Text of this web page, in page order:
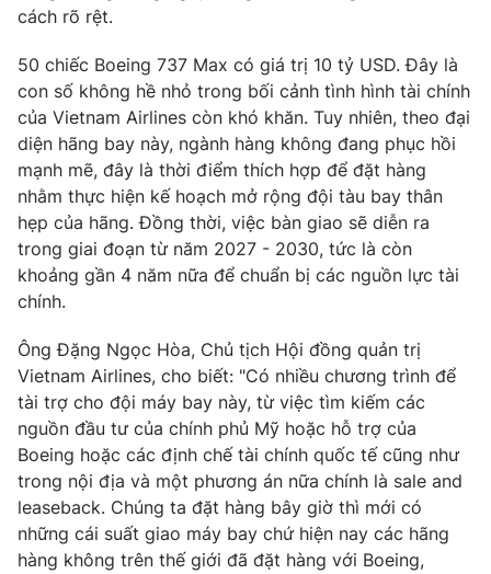
Phim VTV
Hậu trường
Nhân vật
Khán giả
Giải sao mai
Giải trí
Điện ảnh
Âm nhạc
Sao
Đời sống
Du lịch
Làm đẹp
Chất lượng cuộc sống
Giáo dục
Tuyển sinh
Học trực tuyến
Công nghệ
Hitech Công nghệ tương lai
Sản phẩm
Thị trường
Tư vấn
Giao lưu trực tuyến
Lịch phát sóng
Chuyên mục khác
Emagazine Podcast
Photo Infographic
cách rõ rệt.
50 chiếc Boeing 737 Max có giá trị 10 tỷ USD. Đây là
con số không hề nhỏ trong bối cảnh tình hình tài chính
của Vietnam Airlines còn khó khăn. Tuy nhiên, theo đại
diện hãng bay này, ngành hàng không đang phục hồi
mạnh mẽ, đây là thời điểm thích hợp để đặt hàng
nhằm thực hiện kế hoạch mở rộng đội tàu bay thân
hẹp của hãng. Đồng thời, việc bàn giao sẽ diễn ra
trong giai đoạn từ năm 2027 - 2030, tức là còn
khoảng gần 4 năm nữa để chuẩn bị các nguồn lực tài
chính.
Ông Đặng Ngọc Hòa, Chủ tịch Hội đồng quản trị
Vietnam Airlines, cho biết: "Có nhiều chương trình để
tài trợ cho đội máy bay này, từ việc tìm kiếm các
nguồn đầu tư của chính phủ Mỹ hoặc hỗ trợ của
Boeing hoặc các định chế tài chính quốc tế cũng như
trong nội địa và một phương án nữa chính là sale and
leaseback. Chúng ta đặt hàng bây giờ thì mới có
những cái suất giao máy bay chứ hiện nay các hãng
hàng không trên thế giới đã đặt hàng với Boeing,